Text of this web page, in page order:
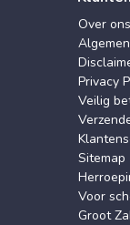
Over ons
Privacy
Veilig
Sitemap
Voor
Groot